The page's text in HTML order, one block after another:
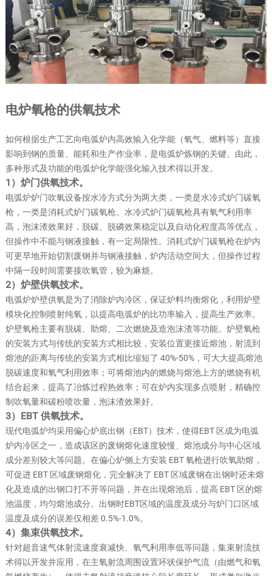
电炉氧枪的供氧技术
如何根据生产工艺向电弧炉内高效输入化学能（氧气、燃料等）直接
影响到钢的质量、能耗和生产作业率，是电弧炉炼钢的关键。由此，
多种形式及功能的电弧炉化学能强化输入技术得以开发。
1）炉门供氧技术。
电弧炉炉门吹氧设备按水冷方式分为两大类，一类是水冷式炉门碳氧
枪，一类是消耗式炉门碳氧枪。水冷式炉门碳氧枪具有氧气利用率
高，泡沫渣效果好，脱碳、脱磷效果稳定以及自动化程度高等优点，
但操作中不能与钢液接触，有一定局限性。消耗式炉门碳氧枪在炉内
可更早地开始切割废钢并与钢液接触，炉内活动空间大，但操作过程
中隔一段时间需要接吹氧管，较为麻烦。
2）炉壁供氧技术。
电弧炉炉壁供氧是为了消除炉内冷区，保证炉料均衡熔化，利用炉壁
模块化控制喷射纯氧，以提高电弧炉的比功率输入，提高生产效率。
炉壁氧枪主要有脱碳、助熔、二次燃烧及造泡沫渣等功能。炉壁氧枪
的安装方式与传统的安装方式相比较，安装位置更接近熔池，射流到
熔池的距离与传统的安装方式相比缩短了 40%-50%，可大大提高熔池
脱碳速度和氧气利用效率；可将熔池内的燃烧与熔池上方的燃烧有机
结合起来，提高了冶炼过程热效率；可在炉内实现多点喷射，精确控
制吹氧量和碳粉喷吹量，泡沫渣效果好。
3）EBT 供氧技术。
现代电弧炉均采用偏心炉底出钢（EBT）技术，使得EBT 区成为电弧
炉内冷区之一，造成该区的废钢熔化速度较慢、熔池成分与中心区域
成分差别较大等问题。在偏心炉侧上方安装 EBT 氧枪进行吹氧助熔，
可促进 EBT 区域废钢熔化，完全解决了 EBT 区域废钢在出钢时还未熔
化及造成的出钢口打不开等问题，并在出现熔池后，提高 EBT 区的熔
池温度，均匀熔池成分。出钢时EBT区域的温度及成分与炉门口区域
温度及成分的误差仅相差 0.5%-1.0%。
4）集束供氧技术。
针对超音速气体射流速度衰减快、氧气利用率低等问题，集束射流技
术得以开发并应用，在主氧射流周围设置环状保护气流（由燃气和氧